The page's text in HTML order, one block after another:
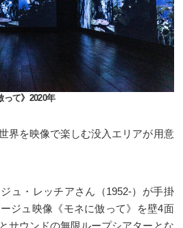
って》2020年
界を映像で楽しむ没入エリアが用意
ュ・レッチアさん（1952-）が手掛
ジュ映像《モネに倣って》を壁4面
サウンドの無限ループシアターとな